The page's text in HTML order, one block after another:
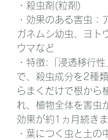
・殺虫剤(粒剤)
・効果のある害虫：
ガネムシ幼虫、ヨト
ウマなど
・特徴:「浸透移行
で、殺虫成分を2種
らまくだけで根から
れ、植物全体を害虫
効果が約1ヵ月続きま
・葉につく虫と土の